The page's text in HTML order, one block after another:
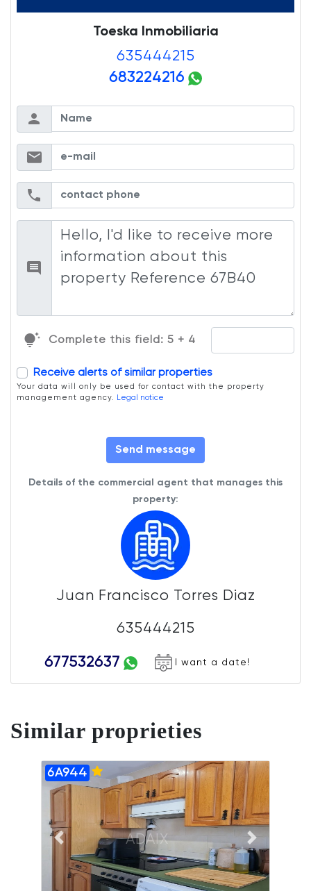
Toeska Inmobiliaria
635444215
683224216
tips_and_updates Complete this field: 5 + 4
Receive alerts of similar properties
Your data will only be used for contact with the property
management agency. Legal notice
Send message
Details of the commercial agent that manages this
property:
Juan Francisco Torres Diaz
635444215
677532637 I want a date!
Similar proprieties
Previous slide Next slide
ADAIX
6A944